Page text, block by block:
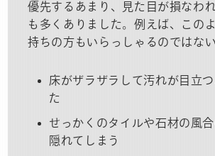
優先するあまり、見た目が損なわ
も多くありました。例えば、この
持ちの方もいらっしゃるのではな
床がザラザラして汚れが目立
た
せっかくのタイルや石材の風
隠れてしまう